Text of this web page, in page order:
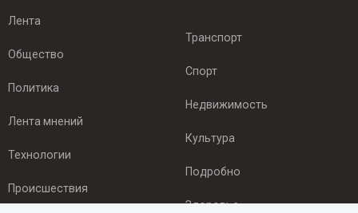
Лента
Общество
Политика
Лента мнений
Технологии
Происшествия
Транспорт
Спорт
Недвижимость
Культура
Подробно
Здоровье